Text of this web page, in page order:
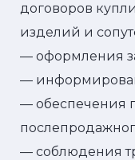
договоров
изделий и
— оформления
—
— обеспечения
— соблюдения